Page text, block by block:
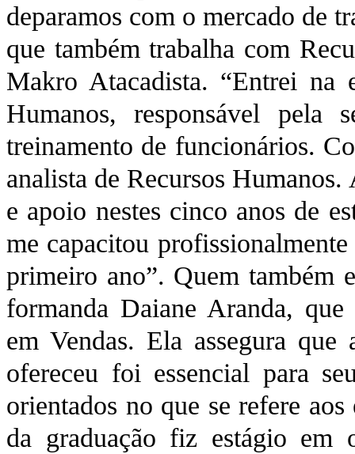
deparamos com o mercado de
que também trabalha com
Makro Atacadista. “Entrei na
Humanos, responsável pela
treinamento de funcionários.
analista de Recursos
e apoio nestes cinco anos de
me capacitou
primeiro ano”. Quem também
formanda Daiane Aranda,
em Vendas. Ela assegura
ofereceu foi essencial para
orientados no que se refere
da graduação fiz estágio em